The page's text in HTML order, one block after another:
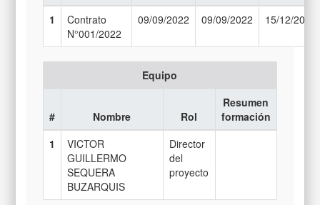
1
Contrato
N°001/2022
09/09/2022 09/09/2022 15/12/2022
Equipo
# Nombre Rol
Resumen
formación
1
VICTOR
GUILLERMO
SEQUERA
BUZARQUIS
Director
del
proyecto